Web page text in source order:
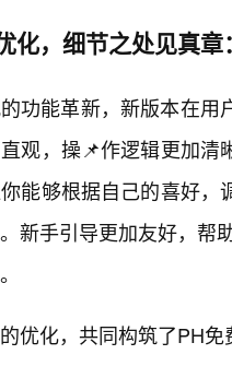
化，细节之处见真章
功能革新，新版本在
观，操📌作逻辑更加
能够根据自己的喜好
新手引导更加友好，帮
优化，共同构筑了PH